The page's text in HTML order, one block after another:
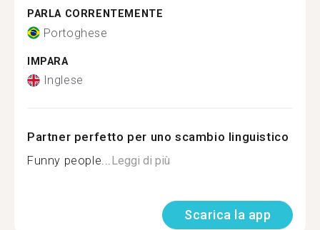
PARLA CORRENTEMENTE
Portoghese
IMPARA
Inglese
Partner perfetto per uno scambio linguistico
Funny people...Leggi di più
Scarica la app